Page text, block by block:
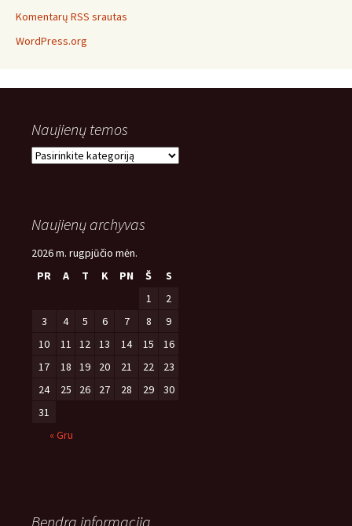
Komentarų RSS srautas
WordPress.org
Naujienų temos
Naujienų
Naujienų archyvas
2026 m. rugpjūčio mėn.
PR
A T K PN Š
S
1
2
3
4 5 6 7 8
9
10
11 12 13 14 15
16
17
18 19 20 21 22
23
24
25 26 27 28 29
30
31
« Gru
Bendra informacija